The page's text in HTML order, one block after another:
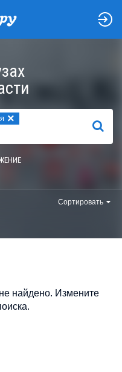
×
НАЙТИ
Сортировать
найдено. Измените